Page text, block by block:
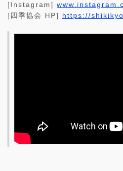
[Instagram]
[四季協会 HP] https://